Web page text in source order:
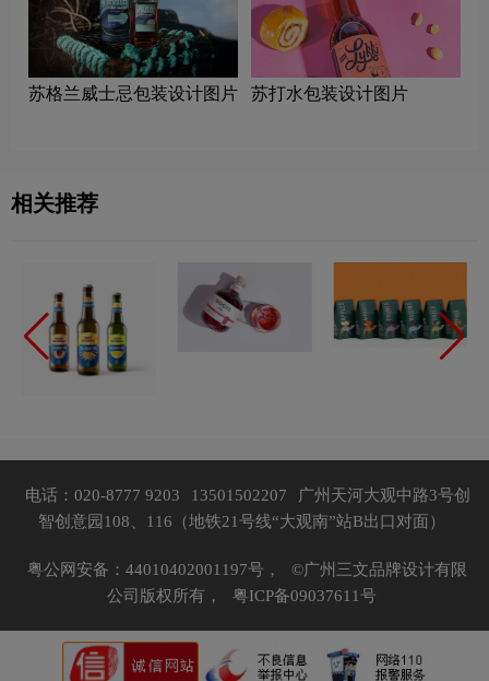
苏格兰威士忌包装设计图片 苏打水包装设计图片
相关推荐
电话：020-8777 9203 13501502207
广州天河大观中路3号创
智创意园108、116（地铁21号线“大观南”站B出口对面）
粤公网安备：44010402001197号，
©广州三文品牌设计有限
公司版权所有，
粤ICP备09037611号